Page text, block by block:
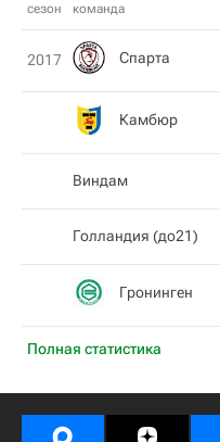
сезон команда
Полная статистика
2017 Спарта
Камбюр
Виндам
Голландия (до21)
Гронинген